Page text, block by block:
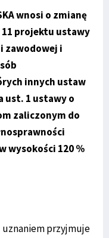
wnosi o zmianę
projektu ustawy
zawodowej i
innych ustaw
ust. 1 ustawy o
zaliczonym do
wysokości 120 %
uznaniem przyjmuje